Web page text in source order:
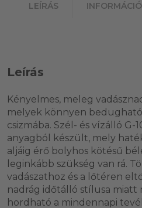
LEÍRÁS
Leírás
Kényelmes, meleg
melyek könnyen
csizmába. Szél- és vízálló G-
anyagból készült, mely
aljáig érő bolyhos kötésű
leginkább szükség van rá.
vadászathoz és a lőtéren
nadrág időtálló stílusa miatt
hordható a mindennapi